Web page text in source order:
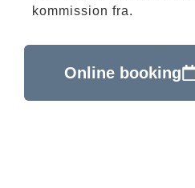
kommission fra.
Online booking